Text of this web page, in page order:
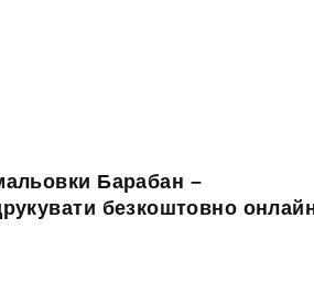
Барабан –
безкоштовно